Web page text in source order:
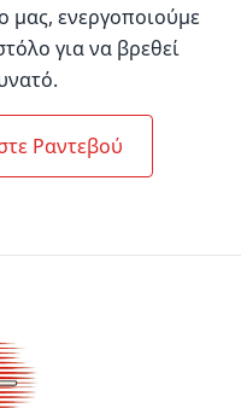
μας, ενεργοποιούμε
για να βρεθεί
Ραντεβού